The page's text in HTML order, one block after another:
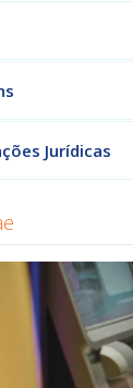
Jurídicas